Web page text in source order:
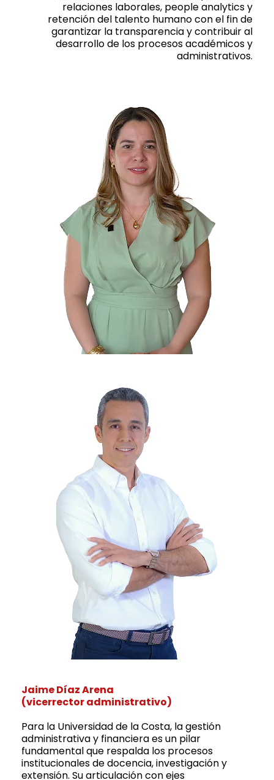
relaciones laborales, people analytics y
retención del talento humano con el fin de
garantizar la transparencia y contribuir al
desarrollo de los procesos académicos y
administrativos.
Jaime Díaz Arena
(vicerrector administrativo)
Para la Universidad de la Costa, la gestión
administrativa y financiera es un pilar
fundamental que respalda los procesos
institucionales de docencia, investigación y
extensión. Su articulación con ejes